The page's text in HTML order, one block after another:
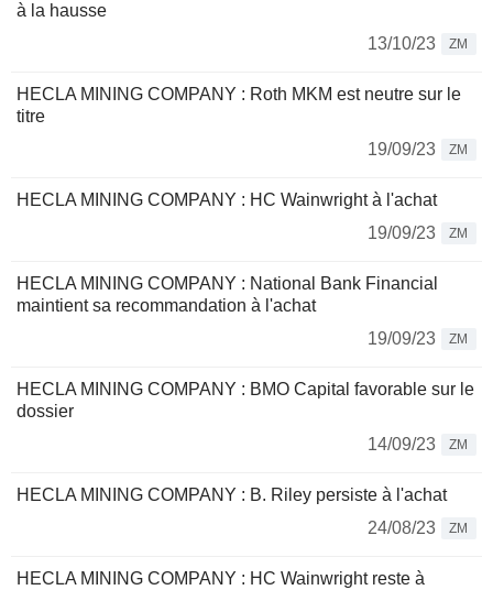
à la hausse
13/10/23
ZM
HECLA MINING COMPANY : Roth MKM est neutre sur le
titre
19/09/23
ZM
HECLA MINING COMPANY : HC Wainwright à l'achat
19/09/23
ZM
HECLA MINING COMPANY : National Bank Financial
maintient sa recommandation à l'achat
19/09/23
ZM
HECLA MINING COMPANY : BMO Capital favorable sur le
dossier
14/09/23
ZM
HECLA MINING COMPANY : B. Riley persiste à l'achat
24/08/23
ZM
HECLA MINING COMPANY : HC Wainwright reste à